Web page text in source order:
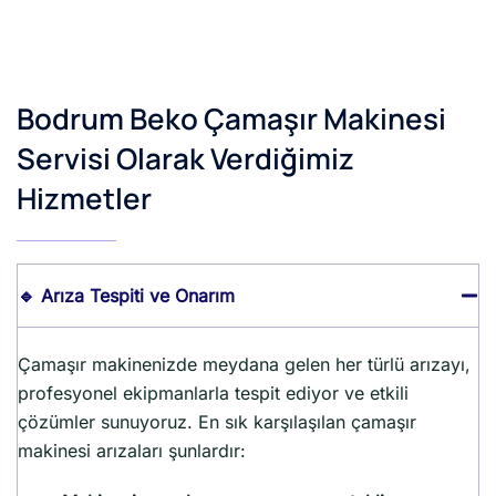
Bodrum Beko Çamaşır Makinesi
Servisi Olarak Verdiğimiz
Hizmetler
🔹 Arıza Tespiti ve Onarım
Çamaşır makinenizde meydana gelen her türlü arızayı,
profesyonel ekipmanlarla tespit ediyor ve etkili
çözümler sunuyoruz. En sık karşılaşılan çamaşır
makinesi arızaları şunlardır: